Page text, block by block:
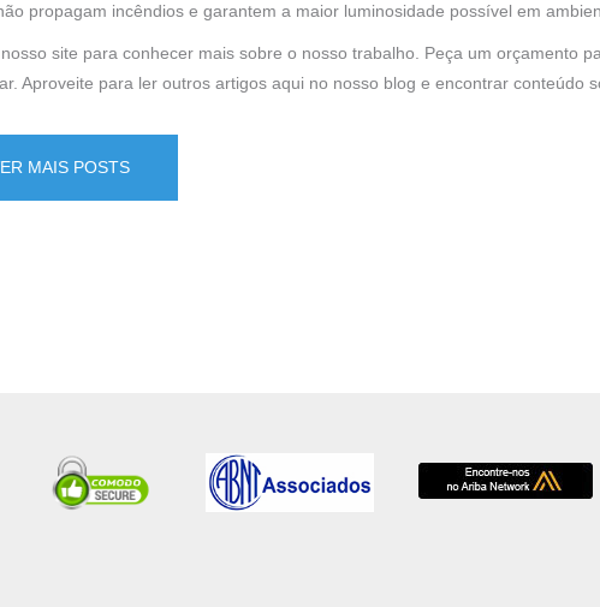
propagam incêndios e garantem a maior luminosidade possível em
site para conhecer mais sobre o nosso trabalho. Peça um orçamento
Aproveite para ler outros artigos aqui no nosso blog e encontrar conteúdo
MAIS POSTS